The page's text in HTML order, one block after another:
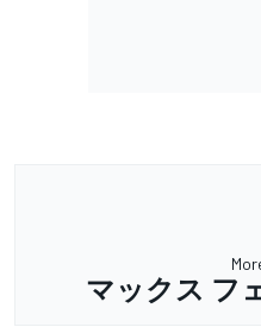
マックス フ